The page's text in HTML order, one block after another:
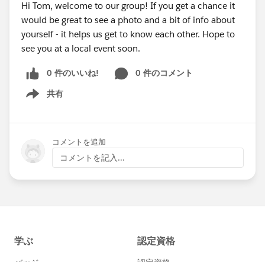
Hi Tom, welcome to our group! If you get a chance it
would be great to see a photo and a bit of info about
yourself - it helps us get to know each other. Hope to
see you at a local event soon.
0 件のいいね!
0 件のコメント
共有
Show menu
コメントを追加
コメントを記入...